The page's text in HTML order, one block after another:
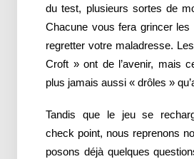
du test, plusieurs sortes de
Chacune vous fera grincer les
regretter votre maladresse.
Croft » ont de l’avenir, mais
plus jamais aussi « drôles »
Tandis que le jeu se
check point, nous reprenons
posons déjà quelques